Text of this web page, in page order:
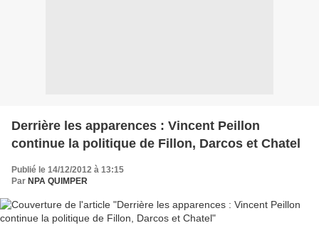
Derrière les apparences : Vincent Peillon
continue la politique de Fillon, Darcos et Chatel
Publié le 14/12/2012 à 13:15
Par NPA QUIMPER